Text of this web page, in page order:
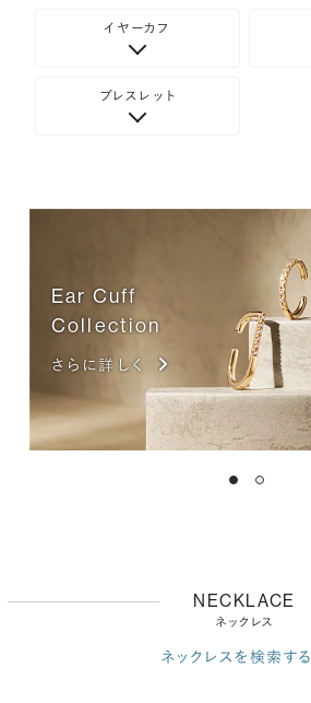
イヤーカフ
ブレスレット
Ear Cuff
Collection
さらに詳しく
NECKLACE
ネックレス
ネックレスを検索する